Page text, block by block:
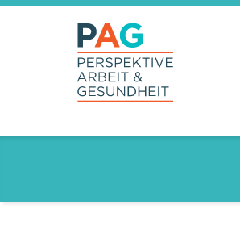
PAG –
Anlaufstelle für Beschäftigte und Betriebe